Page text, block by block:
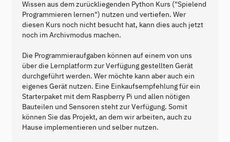
Wissen aus dem zurückliegenden Python Kurs ("Spielend
Programmieren lernen") nutzen und vertiefen. Wer
diesen Kurs noch nicht besucht hat, kann dies auch jetzt
noch im Archivmodus machen.
Die Programmieraufgaben können auf einem von uns
über die Lernplatform zur Verfügung gestellten Gerät
durchgeführt werden. Wer möchte kann aber auch ein
eigenes Gerät nutzen. Eine Einkaufsempfehlung für ein
Starterpaket mit dem Raspberry Pi und allen nötigen
Bauteilen und Sensoren steht zur Verfügung. Somit
können Sie das Projekt, an dem wir arbeiten, auch zu
Hause implementieren und selber nutzen.